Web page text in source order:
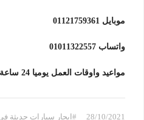
موبايل 01121759361
واتساب 01011322557
مواعيد واوقات العمل يوميا 24 ساعة علي مدار الاسبوع
28/10/2021 #ايجار سيارات حديثة